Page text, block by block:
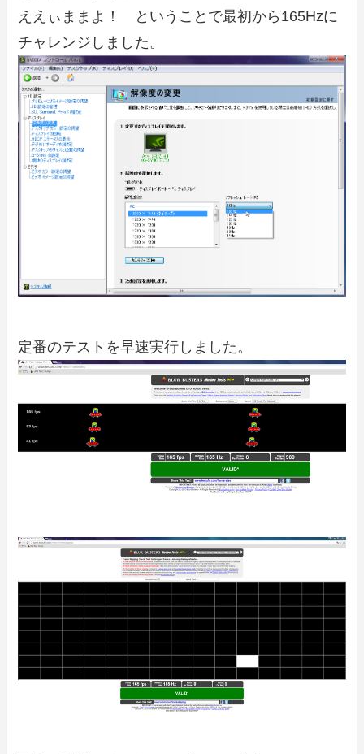
ええぃままよ！ ということで最初から165Hzに
チャレンジしました。
定番のテストを早速実行しました。